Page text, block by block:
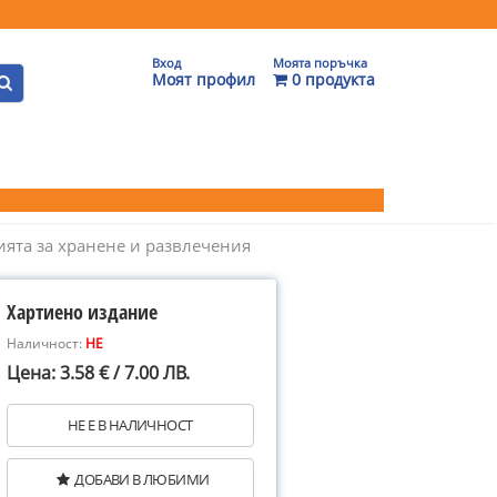
Вход
Моят профил
Моята поръчка
0 продукта
за хранене и развлечения
Хартиено издание
Наличност: НЕ
Цена: 3.58 € / 7.00 ЛВ.
НЕ Е В НАЛИЧНОСТ
ДОБАВИ В ЛЮБИМИ